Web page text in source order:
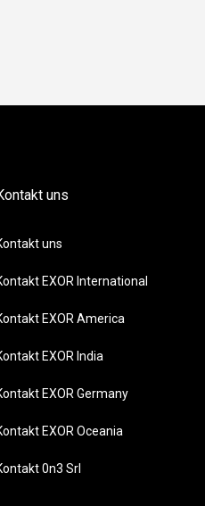
uns
uns
EXOR International
EXOR America
EXOR India
EXOR Germany
EXOR Oceania
0n3 Srl